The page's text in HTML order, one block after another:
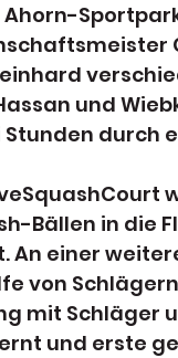
Ahorn-
und
durch
Bällen in die
An einer
von
mit Schläger
und erste